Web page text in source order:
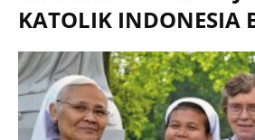
KATOLIK INDONESIA